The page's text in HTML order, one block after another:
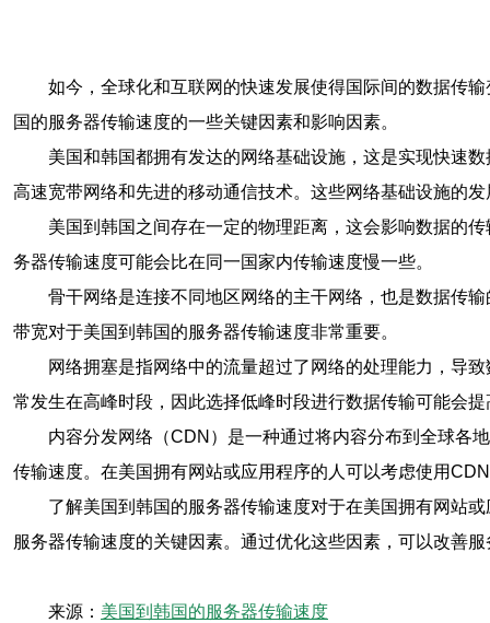
如今，全球化和互联网的快速发展使得国际间的数据传
国的服务器传输速度的一些关键因素和影响因素。
美国和韩国都拥有发达的网络基础设施，这是实现快速
高速宽带网络和先进的移动通信技术。这些网络基础设施的
美国到韩国之间存在一定的物理距离，这会影响数据的
务器传输速度可能会比在同一国家内传输速度慢一些。
骨干网络是连接不同地区网络的主干网络，也是数据传
带宽对于美国到韩国的服务器传输速度非常重要。
网络拥塞是指网络中的流量超过了网络的处理能力，导
常发生在高峰时段，因此选择低峰时段进行数据传输可能会
内容分发网络（CDN）是一种通过将内容分布到全球各
传输速度。在美国拥有网站或应用程序的人可以考虑使用
了解美国到韩国的服务器传输速度对于在美国拥有网站
服务器传输速度的关键因素。通过优化这些因素，可以改善
来源： 美国到韩国的服务器传输速度